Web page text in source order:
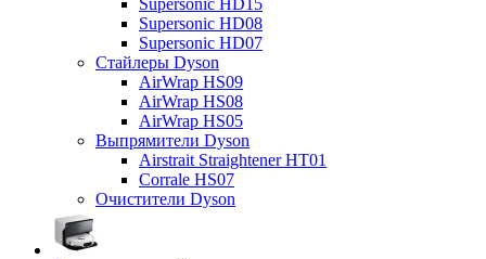
Supersonic HD15
Supersonic HD08
Supersonic HD07
Стайлеры Dyson
AirWrap HS09
AirWrap HS08
AirWrap HS05
Выпрямители Dyson
Airstrait Straightener HT01
Corrale HS07
Очистители Dyson